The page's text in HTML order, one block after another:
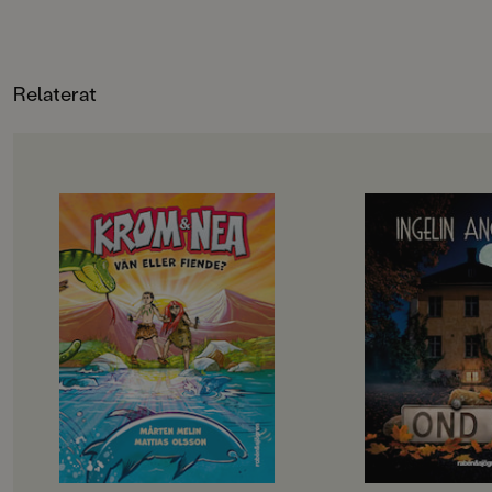
Relaterat
OM BOKEN
Krom och Nea är bästa vänner –
men bara i hemlighet. Deras
familjer är fiender och skulle bli
rasande om de fick veta sanningen.
Därför måste Krom och Nea göra
allt i smyg: simma, fiska och prata
om den stora världen bortom
grottan där Krom har bott hela sitt
liv. Men det blir allt svårare att hålla
vänskapen hemlig och till slut
måste de välja: ska de vara kvar hos
sina familjer – eller ge sig av
OM BOKEN
Fristående
Elvira har varit
saker förut. På
fyren. Så hon
den här gången är
känns annorlunda
en bil med
på skolgården dras
mystiska
dyker siffrorna
överallt. Någon
lappar i Elviras